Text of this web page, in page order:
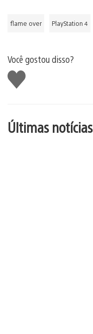
flame over PlayStation 4
Você gostou disso?
Curtir
Últimas notícias